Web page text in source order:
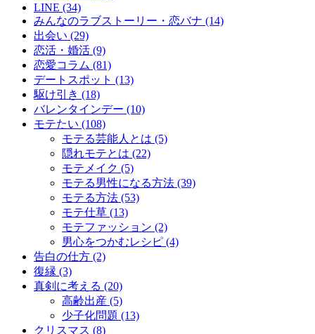
LINE (34)
みんなのラブストーリー・恋バナ (14)
出会い (29)
恋活・婚活 (9)
恋愛コラム (81)
デートスポット (13)
駆け引き (18)
バレンタインデー (10)
モテたい (108)
モテる芸能人とは (5)
隠れモテとは (22)
モテメイク (5)
モテる男性になる方法 (39)
モテる方法 (53)
モテ仕草 (13)
モテファッション (2)
男心をつかむレシピ (4)
告白の仕方 (2)
復縁 (3)
真剣に考える (20)
高齢出産 (5)
少子化問題 (13)
クリスマス (8)